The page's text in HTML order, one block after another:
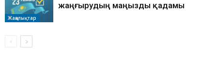
Жаңалықтар
жаңғырудың маңызды қадамы